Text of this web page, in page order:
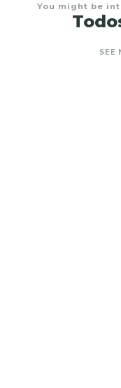
You might be
SEE